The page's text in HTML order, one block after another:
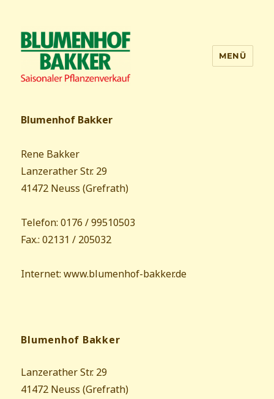
MENÜ
Blumenhof Bakker
Rene Bakker
Lanzerather Str. 29
41472 Neuss (Grefrath)
Telefon: 0176 / 99510503
Fax.: 02131 / 205032
Internet: www.blumenhof-bakker.de
Blumenhof Bakker
Lanzerather Str. 29
41472 Neuss (Grefrath)